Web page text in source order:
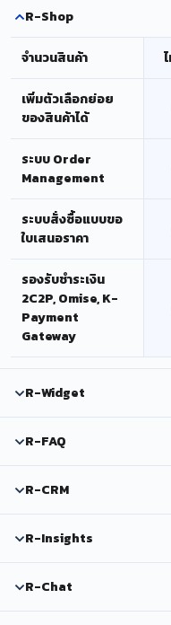
R-Shop
จำนวนสินค้า
เพิ่มตัวเลือกย่อย
ของสินค้าได้
ระบบ Order
Management
ระบบสั่งซื้อแบบขอ
ใบเสนอราคา
รองรับชำระเงิน
2C2P, Omise, K-
Payment
Gateway
R-Widget
R-FAQ
R-CRM
R-Insights
R-Chat